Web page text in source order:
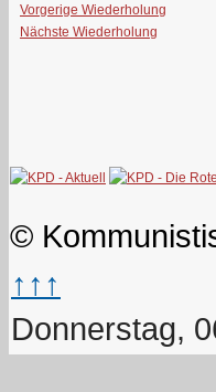
Vorgerige Wiederholung
Nächste Wiederholung
©
↑↑↑
Donnerstag,